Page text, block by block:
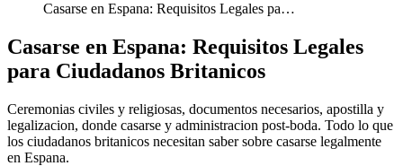
Casarse en Espana: Requisitos Legales pa…
Casarse en Espana: Requisitos Legales
para Ciudadanos Britanicos
Ceremonias civiles y religiosas, documentos necesarios, apostilla y
legalizacion, donde casarse y administracion post-boda. Todo lo que
los ciudadanos britanicos necesitan saber sobre casarse legalmente
en Espana.